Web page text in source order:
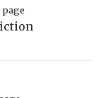
page